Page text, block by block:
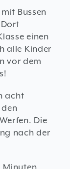
Bussen
einen
alle Kinder
vor dem
acht
Die
nach der